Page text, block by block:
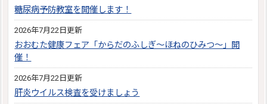
糖尿病予防教室を開催します！
2026年7月22日更新
おおむた健康フェア「からだのふしぎ～ほねのひみつ～」開
催！
2026年7月22日更新
肝炎ウイルス検査を受けましょう